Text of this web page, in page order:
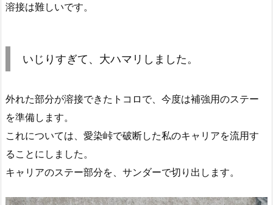
溶接は難しいです。
いじりすぎて、大ハマリしました。
外れた部分が溶接できたトコロで、今度は補強用のステー
を準備します。
これについては、愛染峠で破断した私のキャリアを流用す
ることにしました。
キャリアのステー部分を、サンダーで切り出します。